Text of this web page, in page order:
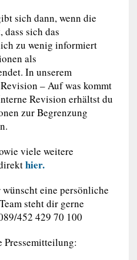
sich dann, wenn die
sich das
zu wenig informiert
als
In unserem
– Auf was kommt
Revision erhältst du
zur Begrenzung
viele weitere
hier.
eine persönliche
steht dir gerne
452 429 70 100